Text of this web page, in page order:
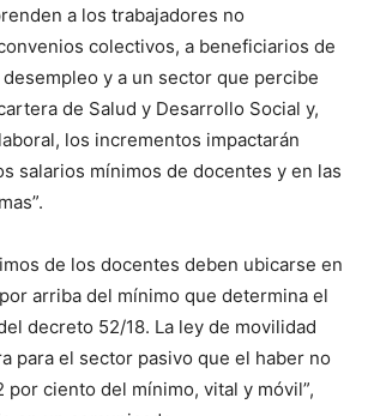
a los trabajadores no
colectivos, a beneficiarios de
y a un sector que percibe
de Salud y Desarrollo Social y,
los incrementos impactarán
salarios mínimos de docentes y en las
de los docentes deben ubicarse en
arriba del mínimo que determina el
decreto 52/18. La ley de movilidad
para el sector pasivo que el haber no
por ciento del mínimo, vital y móvil”,